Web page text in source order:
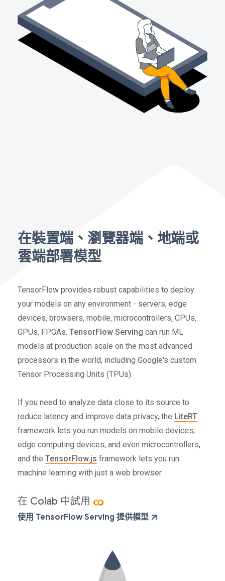
在裝置端、瀏覽器端、地端或
雲端部署模型
TensorFlow provides robust capabilities to deploy
your models on any environment - servers, edge
devices, browsers, mobile, microcontrollers, CPUs,
GPUs, FPGAs. TensorFlow Serving can run ML
models at production scale on the most advanced
processors in the world, including Google's custom
Tensor Processing Units (TPUs).
If you need to analyze data close to its source to
reduce latency and improve data privacy, the LiteRT
framework lets you run models on mobile devices,
edge computing devices, and even microcontrollers,
and the TensorFlow.js framework lets you run
machine learning with just a web browser.
在 Colab 中試用
使用 TensorFlow Serving 提供模型